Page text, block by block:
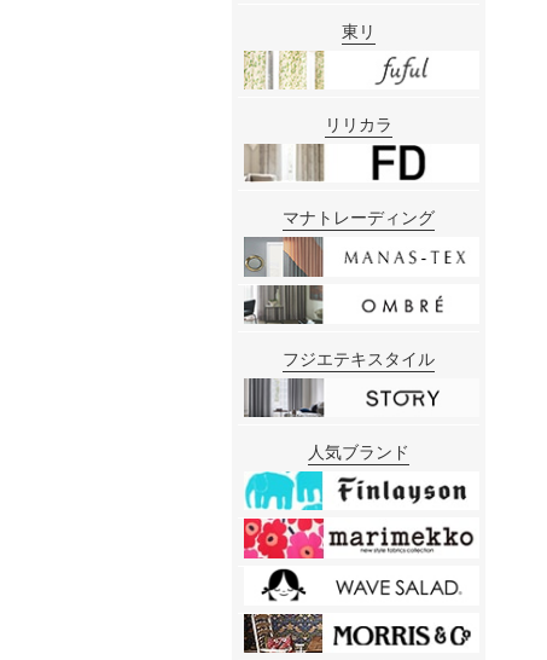
東リ
リリカラ
マナトレーディング
フジエテキスタイル
人気ブランド